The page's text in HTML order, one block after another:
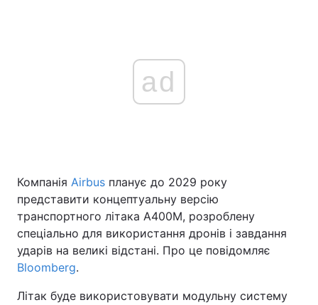
Україна Політика
Економіка Світ
Спорт
Техно і зв'язок Лайт
ad
Компанія Airbus планує до 2029 року
представити концептуальну версію
транспортного літака A400M, розроблену
спеціально для використання дронів і завдання
ударів на великі відстані. Про це повідомляє
Bloomberg.
Літак буде використовувати модульну систему